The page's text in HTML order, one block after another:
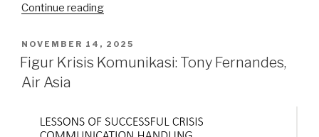
Continue reading“Crisis
How
to
POSTED
ON
NOVEMBER 14, 2025
Figur Krisis Komunikasi: Tony Fernandes,
Air Asia